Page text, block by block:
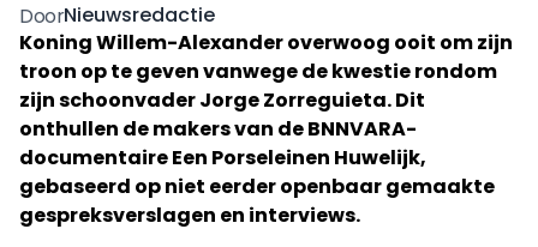
DoorNieuwsredactie
Koning Willem-Alexander overwoog ooit om zijn
troon op te geven vanwege de kwestie rondom
zijn schoonvader Jorge Zorreguieta. Dit
onthullen de makers van de BNNVARA-
documentaire Een Porseleinen Huwelijk,
gebaseerd op niet eerder openbaar gemaakte
gespreksverslagen en interviews.